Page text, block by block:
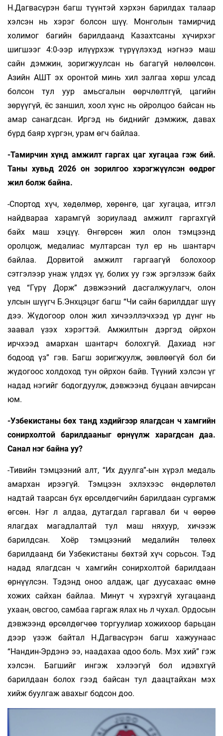
Н.Дагвасүрэн багш түүнтэй хэрхэн барилдах талаар
хэлсэн нь хэрэг болсон шүү. Монголын тамирчид
холимог багийн барилдаанд Казахтсаны хүчирхэг
шигшээг 4:0-ээр илүүрхэж түрүүлэхэд нэгнээ маш
сайн дэмжин, зоригжуулсан нь багагүй нөлөөлсөн.
Азийн АШТ эх оронтой минь хил залгаа хөрш улсад
болсон тул уур амьсгалын өөрчлөлтгүй, цагийн
зөрүүгүй, ёс заншил, хоол хүнс нь ойролцоо байсан нь
амар санагдсан. Иргэд нь биднийг дэмжиж, давах
бүрд баяр хүргэн, урам өгч байлаа.
-Тамирчин хүнд амжилт гаргах цаг ху­гацаа гэж бий.
Таны хувьд 2026 он зо­­рилгоо хэрэгжүүлсэн өөдрөг
жил болж бай­­на.
-Спортод хүч, хөдөлмөр, хөрөнгө, цаг хугацаа, итгэл
найдвараа харамгүй зориулаад амжилт гаргахгүй
байх маш хэцүү. Өнгөрсөн жил олон тэмцээнд
оролцож, медалиас мултарсан тул ер нь шантарч
байлаа. Дорвитой амжилт гаргаагүй болохоор
сэтгэлээр унаж үлдэх үү, болих уу гэж эргэлзэж байх
үед “Гүрү Дорж” дэвжээний дасгалжуулагч, олон
улсын шүүгч Б.Энхцэцэг багш “Чи сайн барилддаг шүү
дээ. Жүдогоор олон жил хичээллэчхээд үр дүнг нь
заавал үзэх хэрэгтэй. Амжилтын дэргэд ойрхон
ирчхээд амархан шантарч болохгүй. Дахиад нэг
бодоод үз” гэв. Багш зоригжуулж, зөвлөөгүй бол би
жүдогоос холдоход тун ойрхон байв. Түүний хэлсэн үг
надад нэгийг бодогдуулж, дэвжээнд буцаан авчирсан
юм.
-Узбекистаны бөх танд хэдийгээр ялагдсан ч хамгийн
сонирхолтой барилдааныг өр­нүүлж харагдсан даа.
Санал нэг байна уу?
-Тивийн тэмцээний алт, “Их дуулга”-ын хүрэл медаль
амархан ирээгүй. Тэмцээн эхлэхээс өндөрлөтөл
надтай таарсан бүх өрсөлдөгчийн барилдаан сургамж
өгсөн. Нэг л алдаа, дутагдал гаргавал би ч өөрөө
ялагдах магадлалтай тул маш няхуур, хичээж
барилдсан. Хоёр тэмцээний медалийн төлөөх
барилдаанд би Узбекистаны бөхтэй хүч сорьсон. Тэд
надад ялагдсан ч хамгийн сонирхолтой барилдаан
өрнүүлсэн. Тэдэнд оноо алдаж, цаг дуусахаас өмнө
хожих сайхан байлаа. Минут ч хүрэхгүй хугацаанд
ухаан, овсгоо, самбаа гаргаж ялах нь л чухал. Ордосын
дэвжээнд өрсөлдөгчөө тор­гуулиар хожихоор барьцан
дээр үзэж байтал Н.Дагвасүрэн багш хажуунаас
“Нандин-Эрдэнэ ээ, наадахаа одоо боль. Мэх хий” гэж
хэлсэн. Багшийг ингэж хэлээгүй бол идэвхгүй
барилдаан болох гээд байсан тул даацтайхан мэх
хийж буулгаж авахыг бодсон доо.